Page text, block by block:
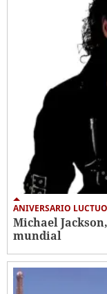
ANIVERSARIO
Michael
mundial